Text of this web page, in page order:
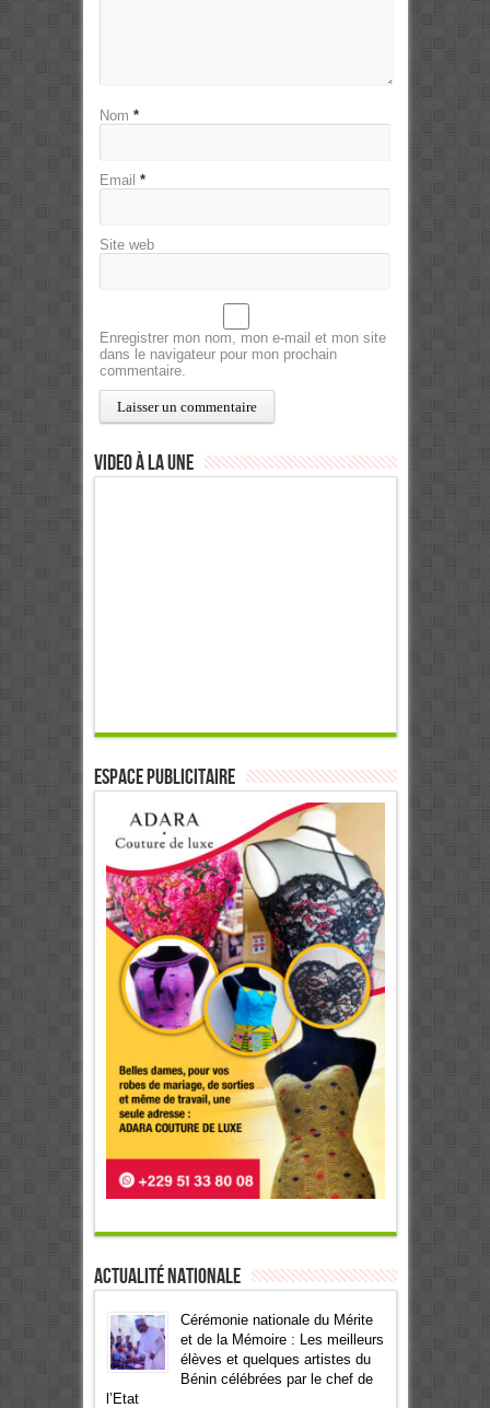
Nom *
Email *
Site web
Enregistrer mon nom, mon e-mail et mon site
dans le navigateur pour mon prochain
commentaire.
Video à la Une
ESPACE PUBLICITAIRE
Actualité Nationale
Cérémonie nationale du Mérite
et de la Mémoire : Les meilleurs
élèves et quelques artistes du
Bénin célébrées par le chef de
l’Etat